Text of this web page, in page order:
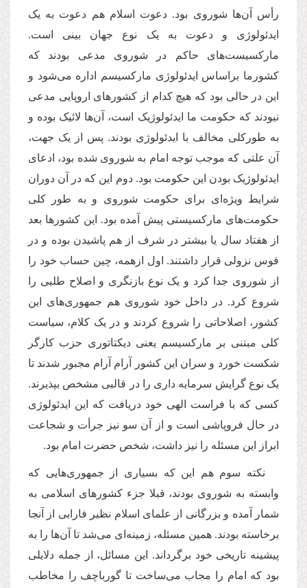
رأس آن‌ها شوروی بود. دعوت اسلام هم دعوت به یک
ایدئولوژی و دعوت به یک نوع جهان بینی است.
مارکسیست‌های حاکم در شوروی مدعی بودند که
کشورما براساس ایدئولوژی مارکسیسم اداره می‌شود و
این در حالی بود که هیچ کدام از کشورهای اروپایی مدعی
نبودند که حکومت ما ایدئولوژیک است، آن‌ها لائیک بوده و
به طورکلی مخالف با ایدئولوژی بودند. پس از یک جهت،
آن علتی که موجب توجه امام به شوروی شده بود، ادعای
ایدئولوژیک بودن این حکومت بود. دوم این که در آن دوران
شرایط ویژه‌ای برای حکومت شوروی و به طور کلی
حکومت‌های مارکسیستی پیش آمده بود. این کشورها بعد
از هفتاد سال یا بیشتر در شرف از هم پاشیدن بوده و در
قوس نزولی قرار داشتند. اول ازهمه، چین حساب خود را
از شوروی جدا کرد و یک نوع بازنگری و اصلاح طلبی را
شروع کرد. در داخل خود شوروی هم جمهوری‌های این
کشور، اصلاحاتی را شروع کردند و در یک کلام، سیاست
کلی مبتنی بر مارکسیسم یعنی دیکتاتوری حزب کارگر
شکست خورد و سران این کشور آرام آرام مجبور شدند تا
یک نوع گرایش سرمایه داری را در قالبی مشخص بپذیرند.
کسی که با فراست الهی خود دریافت که این ایدئولوژی
در حال فروپاشی است و از آن سو نیز جرأت و شجاعت
ابراز این مسئله را نیز داشت، شخص حضرت امام بود. ‌
نکته سوم هم این که بسیاری از جمهوری‌هایی که
وابسته به شوروی بودند، قبلا جزء کشورهای اسلامی به
شمار آمده و بزرگانی از علمای اسلام نظیر فارابی از آنجا
برخاسته بودند. همین مسئله، زمینه‌ای می‌شد تا آن‌ها را به
پیشینه تاریخی خود برگرداند. این مسائل، از جمله دلایلی
بود که امام را مجاب می‌ساخت تا گورباچف را مخاطب